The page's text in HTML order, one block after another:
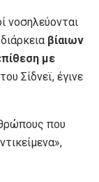
νοσηλεύονται
βίαιων
με
Σίδνεϊ, έγινε
που